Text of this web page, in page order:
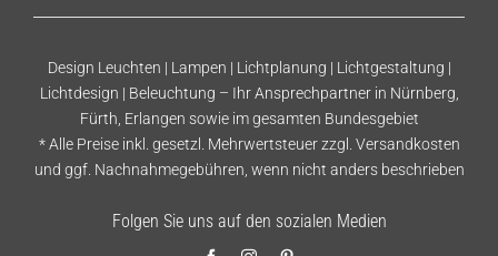
Design Leuchten | Lampen | Lichtplanung | Lichtgestaltung |
Lichtdesign | Beleuchtung – Ihr Ansprechpartner in Nürnberg,
Fürth, Erlangen sowie im gesamten Bundesgebiet
* Alle Preise inkl. gesetzl. Mehrwertsteuer zzgl. Versandkosten
und ggf. Nachnahmegebühren, wenn nicht anders beschrieben
Folgen Sie uns auf den sozialen Medien